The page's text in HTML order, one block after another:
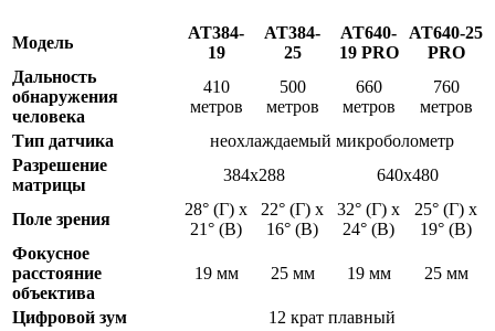
Модель
АТ384-
19
АТ384-
25
АТ640-
19 PRO
АТ640-25
PRO
Дальность
обнаружения
человека
410
метров
500
метров
660
метров
760
метров
Тип датчика
неохлаждаемый микроболометр
Разрешение
матрицы
384x288 640х480
Поле зрения
28° (Г) x
21° (В)
22° (Г) x
16° (В)
32° (Г) x
24° (В)
25° (Г) x
19° (В)
Фокусное
расстояние
объектива
19 мм 25 мм 19 мм 25 мм
Цифровой зум
12 крат плавный